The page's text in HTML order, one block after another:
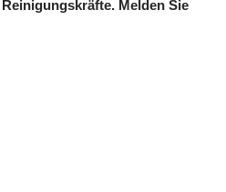
Melden Sie